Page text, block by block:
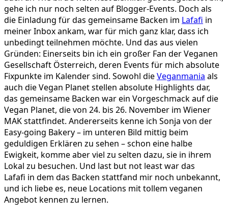
gehe ich nur noch selten auf Blogger-Events. Doch als
die Einladung für das gemeinsame Backen im Lafafi in
meiner Inbox ankam, war für mich ganz klar, dass ich
unbedingt teilnehmen möchte. Und das aus vielen
Gründen: Einerseits bin ich ein großer Fan der Veganen
Gesellschaft Österreich, deren Events für mich absolute
Fixpunkte im Kalender sind. Sowohl dieVeganmania als
auch die Vegan Planet stellen absolute Highlights dar,
das gemeinsame Backen war ein Vorgeschmack auf die
Vegan Planet, die von 24. bis 26. November im Wiener
MAK stattfindet. Andererseits kenne ich Sonja von der
Easy-going Bakery – im unteren Bild mittig beim
geduldigen Erklären zu sehen – schon eine halbe
Ewigkeit, komme aber viel zu selten dazu, sie in ihrem
Lokal zu besuchen. Und last but not least war das
Lafafi in dem das Backen stattfand mir noch unbekannt,
und ich liebe es, neue Locations mit tollem veganen
Angebot kennen zu lernen.